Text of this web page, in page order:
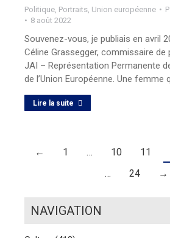
Politique, Portraits, Union européenne
8 août 2022
Souvenez-vous, je publiais en avril
Céline Grassegger, commissaire
JAI – Représentation Permanente
de l’Union Européenne. Une femme
Lire la suite
← 1 … 10 11
…
24 →
NAVIGATION